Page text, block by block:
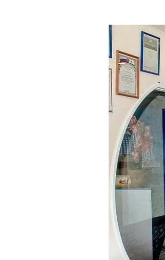
Придорожные кафе
Другие рубрики
Реестр туроператоров
Реестр туристических
агентств Алтайского края
Противодействие коррупции